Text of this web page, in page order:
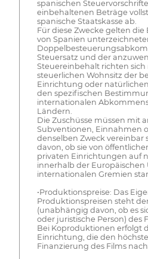
spanischen
einbehaltenen Beträge
spanische Staatskasse ab.
Für diese Zwecke gelten
von Spanien
Steuersatz und der
Steuereinbehalt richten sich
steuerlichen Wohnsitz der
Einrichtung oder
den spezifischen
internationalen
Ländern.
Die Zuschüsse müssen mit
Subventionen, Einnahmen
denselben Zweck vereinbar
davon, ob sie von
privaten Einrichtungen auf
innerhalb der Europäischen
internationalen Gremien
•Produktionspreise: Das
Produktionspreisen steht
(unabhängig davon, ob es
oder juristische Person) des
Bei Koproduktionen erfolgt
Einrichtung, die den
Finanzierung des Films